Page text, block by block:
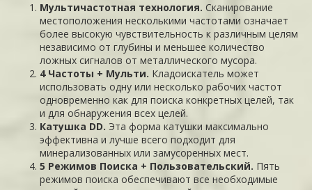
Мультичастотная технология. Сканирование
местоположения несколькими частотами означает
более высокую чувствительность к различным целям
независимо от глубины и меньшее количество
ложных сигналов от металлического мусора.
4 Частоты + Мульти. Кладоискатель может
использовать одну или несколько рабочих частот
одновременно как для поиска конкретных целей, так
и для обнаружения всех целей.
Катушка DD. Эта форма катушки максимально
эффективна и лучше всего подходит для
минерализованных или замусоренных мест.
5 Режимов Поиска + Пользовательский. Пять
режимов поиска обеспечивают все необходимые